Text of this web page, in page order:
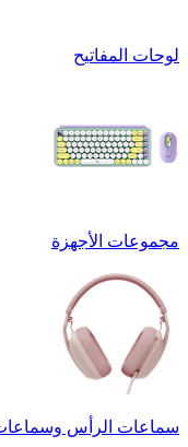
لوحات المفاتيح
مجموعات الأجهزة
سماعات الرأس